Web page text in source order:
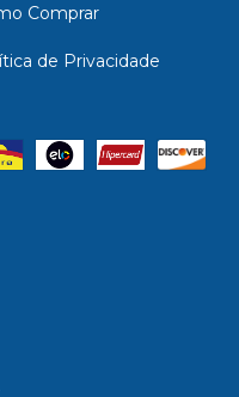
Comprar
de Privacidade